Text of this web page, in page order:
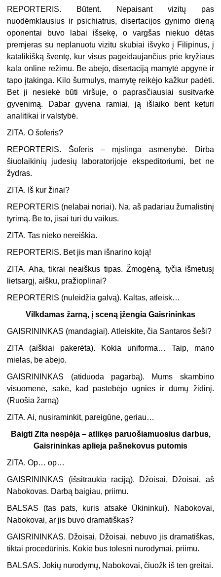
REPORTERIS. Būtent. Nepaisant vizitų pas
nuodėmklausius ir psichiatrus, disertacijos gynimo dieną
oponentai buvo labai išsekę, o vargšas niekuo dėtas
premjeras su neplanuotu vizitu skubiai išvyko į Filipinus, į
katalikišką šventę, kur visus pageidaujančius prie kryžiaus
kalaonline režimu. Be abejo, disertaciją mamytė apgynė ir
tapo įtakinga. Kilo šurmulys, mamytę reikėjo kažkur padėti.
Bet ji nesiekė būti viršuje, o paprasčiausiai susitvarkė
gyvenimą. Dabar gyvena ramiai, ją išlaiko bent keturi
analitikai ir valstybė.
ZITA. O šoferis?
REPORTERIS. Šoferis – mįslinga asmenybė. Dirba
šiuolaikinių judesių laboratorijoje ekspeditoriumi, bet ne
žydras.
ZITA. Iš kur žinai?
REPORTERIS (nelabai noriai). Na, aš padariau žurnalistinį
tyrimą. Be to, jisai turi du vaikus.
ZITA. Tas nieko nereiškia.
REPORTERIS. Bet jis man išnarino koją!
ZITA. Aha, tikrai neaiškus tipas. Žmogėną, tyčia išmetusį
lietsargį, aišku, pražioplinai?
REPORTERIS (nuleidžia galvą). Kaltas, atleisk…
Vilkdamas žarną, į sceną įžengia Gaisrininkas
GAISRININKAS (mandagiai). Atleiskite, čia Santaros šeši?
ZITA (aiškiai pakerėta). Kokia uniforma… Taip, mano
mielas, be abejo.
GAISRININKAS (atiduoda pagarbą). Mums skambino
visuomenė, sakė, kad pastebėjo ugnies ir dūmų židinį.
(Ruošia žarną)
ZITA. Ai, nusiraminkit, pareigūne, geriau…
Baigti Zita nespėja – atlikęs paruošiamuosius darbus,
Gaisrininkas aplieja pašnekovus putomis
ZITA. Op… op…
GAISRININKAS (išsitraukia raciją). Džoisai, Džoisai, aš
Nabokovas. Darbą baigiau, priimu.
BALSAS (tas pats, kuris atsakė Ūkininkui). Nabokovai,
Nabokovai, ar jis buvo dramatiškas?
GAISRININKAS. Džoisai, Džoisai, nebuvo jis dramatiškas,
tiktai procedūrinis. Kokie bus tolesni nurodymai, priimu.
BALSAS. Jokių nurodymų, Nabokovai, čiuožk iš ten greitai.